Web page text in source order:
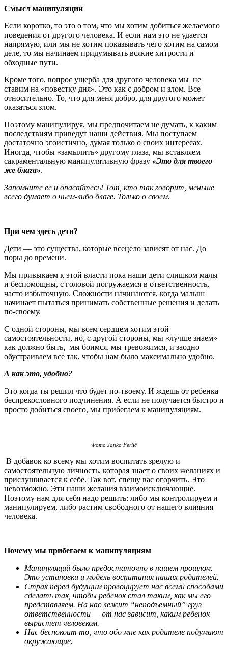
Смысл манипуляции
Если коротко, то это о том, что мы хотим добиться желаемого
поведения от другого человека. И если нам это не удается
напрямую, или мы не хотим показывать чего хотим на самом
деле, то мы начинаем придумывать всякие хитрости и
обходные пути.
Кроме того, вопрос ущерба для другого человека мы не
ставим на «повестку дня». Это как с добром и злом. Все
относительно. То, что для меня добро, для другого может
оказаться злом.
Поэтому манипулируя, мы предпочитаем не думать, к каким
последствиям приведут наши действия. Мы поступаем
достаточно эгоистично, думая только о своих интересах.
Иногда, чтобы «замылить» другому глаза, мы вставляем
сакраментальную манипулятивную фразу «Это для твоего
же блага».
Запомните ее и опасайтесь! Тот, кто так говорит, меньше
всего думает о чьем-либо благе. Только о своем.
При чем здесь дети?
Дети — это существа, которые всецело зависят от нас. До
поры до времени.
Мы привыкаем к этой власти пока наши дети слишком малы
и беспомощны, с головой погружаемся в ответственность,
часто избыточную. Сложности начинаются, когда малыш
начинает пытаться принимать собственные решения и делать
по-своему.
С одной стороны, мы всем сердцем хотим этой
самостоятельности, но, с другой стороны, мы «лучше знаем»
как должно быть, мы боимся, мы тревожимся, и заодно
обустраиваем все так, чтобы нам было максимально удобно.
А как это, удобно?
Это когда ты решил что будет по-твоему. И ждешь от ребенка
беспрекословного подчинения. А если не получается быстро и
просто добиться своего, мы прибегаем к манипуляциям.
Фото Janko Ferlič
В добавок ко всему мы хотим воспитать зрелую и
самостоятельную личность, которая знает о своих желаниях и
прислушивается к себе. Так вот, спешу вас огорчить. Это
невозможно. Эти наши желания взаимоисключающие.
Поэтому нам для себя надо решить: либо мы контролируем и
манипулируем, либо растим свободного от нашего влияния
человека.
Почему мы прибегаем к манипуляциям
Манипуляций было предостаточно в нашем прошлом.
Это установки и модель воспитания наших родителей.
Страх перед будущим провоцирует нас всеми способами
сделать так, чтобы ребенок стал таким, как мы его
представляем. На нас лежит “неподъемный” груз
ответственности — от нас зависит, каким ребенок
вырастет человеком.
Нас беспокоит то, что обо мне как родителе подумают
окружающие.